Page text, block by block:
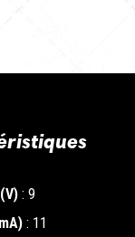
: 9
: 11